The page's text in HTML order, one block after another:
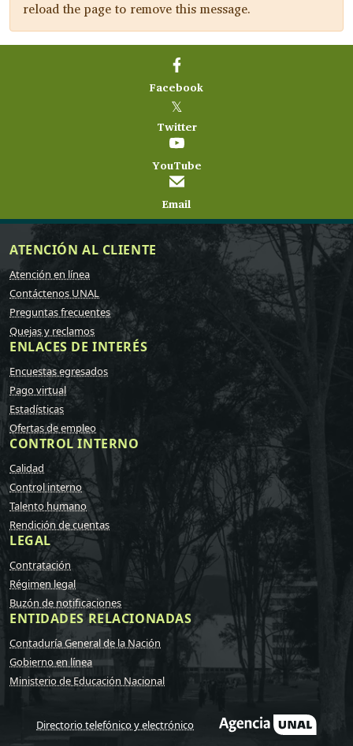
reload the page to remove this message.
Facebook
𝕏
Twitter
YouTube
Email
ATENCIÓN AL CLIENTE
Atención en línea
Contáctenos UNAL
Preguntas frecuentes
Quejas y reclamos
ENLACES DE INTERÉS
Encuestas egresados
Pago virtual
Estadísticas
Ofertas de empleo
CONTROL INTERNO
Calidad
Control interno
Talento humano
Rendición de cuentas
LEGAL
Contratación
Régimen legal
Buzón de notificaciones
ENTIDADES RELACIONADAS
Contaduría General de la Nación
Gobierno en línea
Ministerio de Educación Nacional
Directorio telefónico y electrónico